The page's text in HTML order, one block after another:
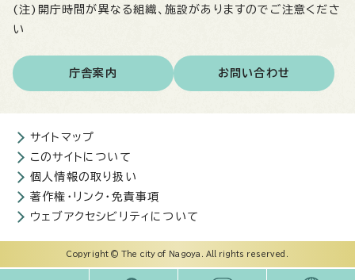
(注)開庁時間が異なる組織、施設がありますのでご注意くださ
い
庁舎案内 お問い合わせ
サイトマップ
このサイトについて
個人情報の取り扱い
著作権・リンク・免責事項
ウェブアクセシビリティについて
Copyright © The city of Nagoya. All rights reserved.